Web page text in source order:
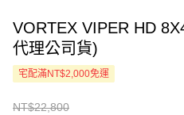
VORTEX VIPER HD
代理公司貨)
宅配滿NT$2,000免運
NT$22,800